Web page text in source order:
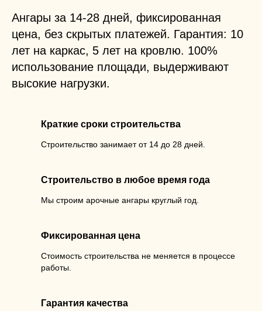
Ангары за 14-28 дней, фиксированная
цена, без скрытых платежей. Гарантия: 10
лет на каркас, 5 лет на кровлю. 100%
использование площади, выдерживают
высокие нагрузки.
Краткие сроки строительства
Строительство занимает от 14 до 28 дней.
Строительство в любое время года
Мы строим арочные ангары круглый год.
Фиксированная цена
Стоимость строительства не меняется в процессе
работы.
Гарантия качества